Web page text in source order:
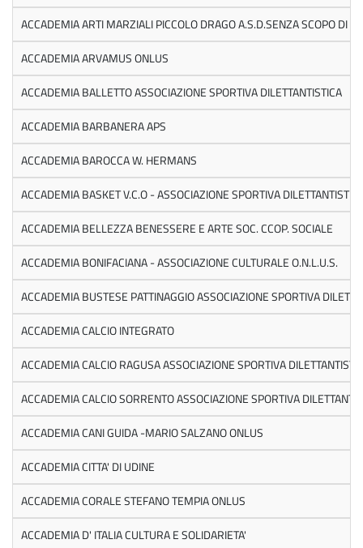
ACCADEMIA ARTI MARZIALI PICCOLO DRAGO A.S.D.SENZA SCOPO DI
ACCADEMIA ARVAMUS ONLUS
ACCADEMIA BALLETTO ASSOCIAZIONE SPORTIVA DILETTANTISTICA
ACCADEMIA BARBANERA APS
ACCADEMIA BAROCCA W. HERMANS
ACCADEMIA BASKET V.C.O - ASSOCIAZIONE SPORTIVA
ACCADEMIA BELLEZZA BENESSERE E ARTE SOC. CCOP. SOCIALE
ACCADEMIA BONIFACIANA - ASSOCIAZIONE CULTURALE O.N.L.U.S.
ACCADEMIA BUSTESE PATTINAGGIO ASSOCIAZIONE SPORTIVA
ACCADEMIA CALCIO INTEGRATO
ACCADEMIA CALCIO RAGUSA ASSOCIAZIONE SPORTIVA
ACCADEMIA CALCIO SORRENTO ASSOCIAZIONE SPORTIVA
ACCADEMIA CANI GUIDA -MARIO SALZANO ONLUS
ACCADEMIA CITTA' DI UDINE
ACCADEMIA CORALE STEFANO TEMPIA ONLUS
ACCADEMIA D' ITALIA CULTURA E SOLIDARIETA'